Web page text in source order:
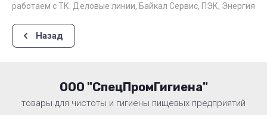
работаем с ТК: Деловые линии, Байкал Сервис, ПЭК, Энергия
Назад
ООО "СпецПромГигиена"
товары для чистоты и гигиены пищевых предприятий